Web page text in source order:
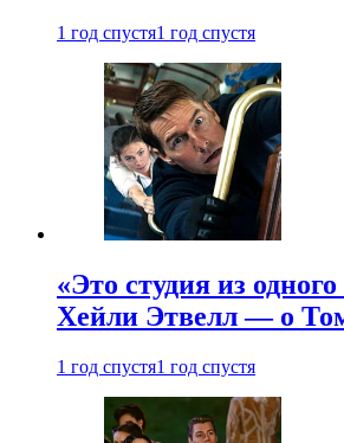
1 год спустя1 год спустя
«Это студия из
Хейли Этвелл — о
1 год спустя1 год спустя